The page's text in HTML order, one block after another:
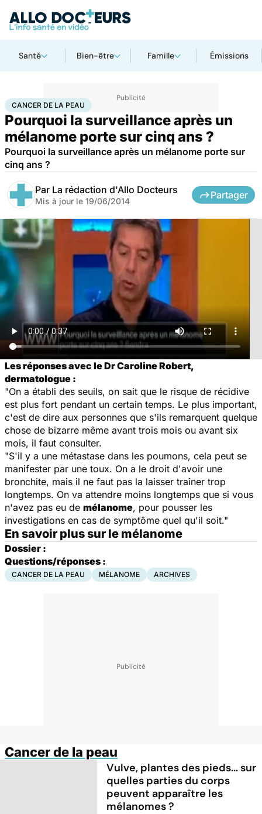
Santé Bien-être Famille Émissions
AccueilSanté MaladiesCancer Cancer de la peau
CANCER DE LA PEAU
Pourquoi la surveillance après un
mélanome porte sur cinq ans ?
Pourquoi la surveillance après un mélanome porte sur
cinq ans ?
Par La rédaction d'Allo Docteurs
Mis à jour le 19/06/2014
Partager
Les réponses avec le Dr Caroline Robert,
dermatologue :
"On a établi des seuils, on sait que le risque de récidive
est plus fort pendant un certain temps. Le plus important,
c'est de dire aux personnes que s'ils remarquent quelque
chose de bizarre même avant trois mois ou avant six
mois, il faut consulter.
"S'il y a une métastase dans les poumons, cela peut se
manifester par une toux. On a le droit d'avoir une
bronchite, mais il ne faut pas la laisser traîner trop
longtemps. On va attendre moins longtemps que si vous
n'avez pas eu de mélanome, pour pousser les
investigations en cas de symptôme quel qu'il soit."
En savoir plus sur le mélanome
Dossier :
Questions/réponses :
CANCER DE LA PEAU MÉLANOME ARCHIVES
Cancer de la peau
Vulve, plantes des pieds... sur
quelles parties du corps
peuvent apparaître les
mélanomes ?